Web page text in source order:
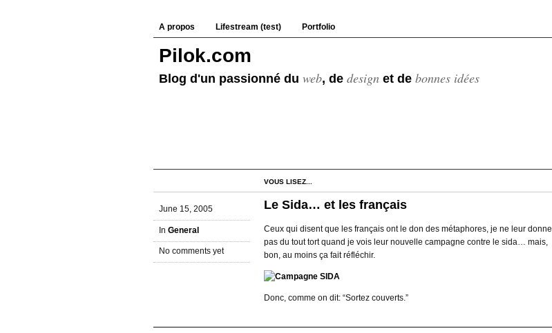
A propos Lifestream (test) Portfolio
Pilok.com
Blog d'un passionné du web, de design et de bonnes idées
VOUS LISEZ...
June 15, 2005
In General
No comments yet
Le Sida… et les français
Ceux qui disent que les français ont le don des métaphores, je ne leur donne
pas du tout tort quand je vois leur nouvelle campagne contre le sida… mais,
bon, au moins ça fait réfléchir.
Donc, comme on dit: “Sortez couverts.”